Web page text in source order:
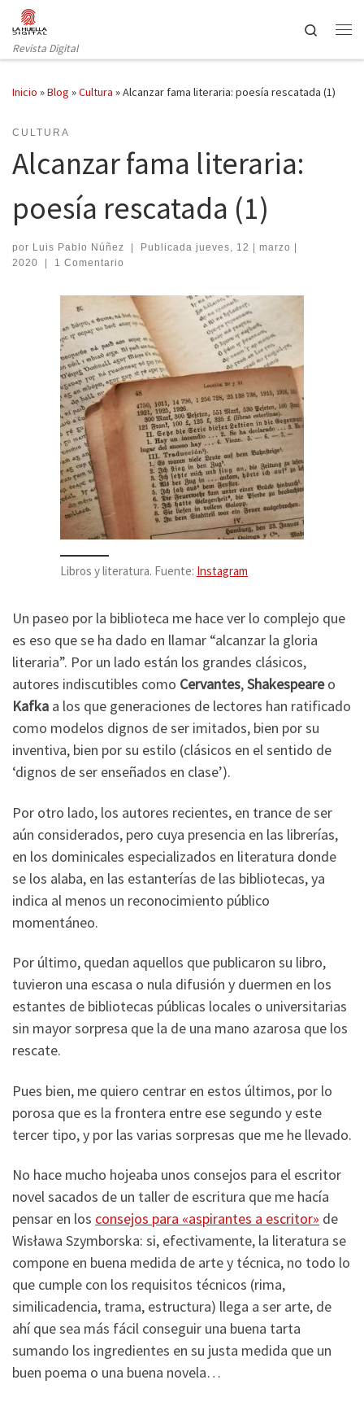
Saltar al contenido
Revista Digital
Search
Inicio »Blog »Cultura »Alcanzar fama literaria: poesía rescatada (1)
CULTURA
Alcanzar fama literaria:
poesía rescatada (1)
por Luis Pablo Núñez | Publicada jueves, 12 | marzo |
2020
| 1 Comentario
Libros y literatura. Fuente: Instagram
Un paseo por la biblioteca me hace ver lo complejo que
es eso que se ha dado en llamar “alcanzar la gloria
literaria”. Por un lado están los grandes clásicos,
autores indiscutibles como Cervantes,Shakespeareo
Kafka a los que generaciones de lectores han ratificado
como modelos dignos de ser imitados, bien por su
inventiva, bien por su estilo (clásicos en el sentido de
‘dignos de ser enseñados en clase’).
Por otro lado, los autores recientes, en trance de ser
aún considerados, pero cuya presencia en las librerías,
en los dominicales especializados en literatura donde
se los alaba, en las estanterías de las bibliotecas, ya
indica al menos un reconocimiento público
momentáneo.
Por último, quedan aquellos que publicaron su libro,
tuvieron una escasa o nula difusión y duermen en los
estantes de bibliotecas públicas locales o universitarias
sin mayor sorpresa que la de una mano azarosa que los
rescate.
Pues bien, me quiero centrar en estos últimos, por lo
porosa que es la frontera entre ese segundo y este
tercer tipo, y por las varias sorpresas que me he llevado.
No hace mucho hojeaba unos consejos para el escritor
novel sacados de un taller de escritura que me hacía
pensar en los consejos para «aspirantes a escritor» de
Wisława Szymborska: si, efectivamente, la literatura se
compone en buena medida de arte y técnica, no todo lo
que cumple con los requisitos técnicos (rima,
similicadencia, trama, estructura) llega a ser arte, de
ahí que sea más fácil conseguir una buena tarta
sumando los ingredientes en su justa medida que un
buen poema o una buena novela…